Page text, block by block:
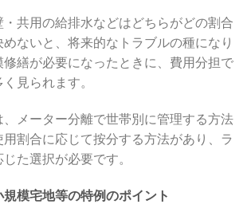
共用の給排水などはどちらがどの割合
ないと、将来的なトラブルの種になり
修繕が必要になったときに、費用分担で
見られます。
メーター分離で世帯別に管理する方法
用割合に応じて按分する方法があり、ラ
た選択が必要です。
模宅地等の特例のポイント